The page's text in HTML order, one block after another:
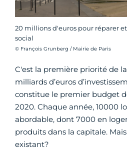
20 millions d'euros pour réparer
social
Crédit photo :
© François Grunberg / Mairie de Paris
C'est la première priorité de
milliards d’euros
constitue le premier budget
2020. Chaque année, 10000
abordable, dont 7000 en
produits dans la capitale.
existant?